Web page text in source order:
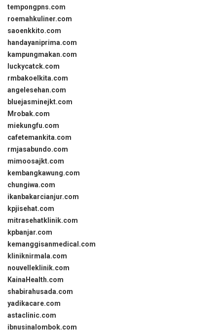
tempongpns.com
roemahkuliner.com
saoenkkito.com
handayaniprima.com
kampungmakan.com
luckycatck.com
rmbakoelkita.com
angelesehan.com
bluejasminejkt.com
Mrobak.com
miekungfu.com
cafetemankita.com
rmjasabundo.com
mimoosajkt.com
kembangkawung.com
chungiwa.com
ikanbakarcianjur.com
kpjisehat.com
mitrasehatklinik.com
kpbanjar.com
kemanggisanmedical.com
kliniknirmala.com
nouvelleklinik.com
KainaHealth.com
shabirahusada.com
yadikacare.com
astaclinic.com
ibnusinalombok.com